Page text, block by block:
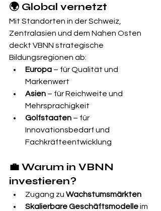
🌍 Global vernetzt
Mit Standorten in der Schweiz,
Zentralasien und dem Nahen Osten
deckt VBNN strategische
Bildungsregionen ab:
Europa – für Qualität und
Markenwert
Asien – für Reichweite und
Mehrsprachigkeit
Golfstaaten – für
Innovationsbedarf und
Fachkräfteentwicklung
💼 Warum in VBNN
investieren?
Zugang zu Wachstumsmärkten
Skalierbare Geschäftsmodelle im